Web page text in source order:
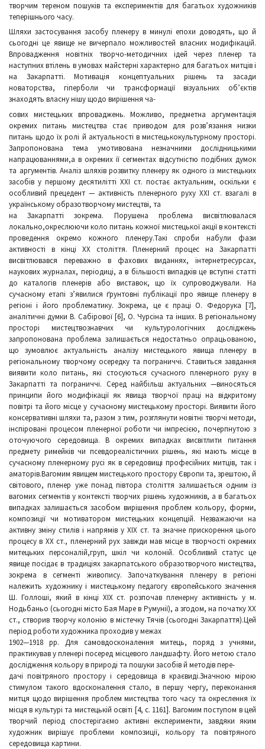
творчим тереном пошуків та експериментів для багатьох художників
теперішнього часу.
Шляхи застосування засобу пленеру в минулі епохи доводять, що й
сьогодні це явище не вичерпало можливостей власних модифікацій.
Впровадження новітніх творчо-методичних ідей через пленер та
наступних втілень в умовах майстерні характерно для багатьох митців і
на Закарпатті. Мотивація концептуальних рішень та засади
новаторства, гіперболи чи трансформації візуальних об’єктів
знаходять власну нішу щодо вирішення ча-
сових мистецьких впроваджень. Можливо, предметна аргументація
окремих питань мистецтва стає приводом для розв’язання низки
питань щодо їх ролі й актуальності в мистецькокультурному просторі.
Запропонована тема умотивована незначними дослідницькими
напрацюваннями,а в окремих її сегментах відсутністю подібних думок
та аргументів. Аналіз шляхів розвитку пленеру як одного із мистецьких
засобів у першому десятилітті ХХІ ст. постає актуальним, оскільки є
особливий прецедент — активність пленерного руху ХХІ ст. взагалі в
українському образотворчому мистецтві, та
на Закарпатті зокрема. Порушена проблема висвітлювалася
локально,окреслюючи коло питань кожної мистецької акції в контексті
проведення окремо кожного пленеру.Такі спроби набули фази
активності в кінці ХХ століття. Пленерний процес на Закарпатті
висвітлювався переважно в фахових виданнях, інтернетресурсах,
наукових журналах, періодиці, а в більшості випадків це вступні статті
до каталогів пленерів або виставок, що їх супроводжували. На
сучасному етапі з’явилися ґрунтовні публікації про явище пленеру в
регіоні і його проблематику. Зокрема, це є праці О. Федорука [7],
аналітичні думки В. Сабірової [6], О. Чурсіна та інших. В регіональному
просторі мистецтвознавчих чи культурологічних досліджень
запропонована проблема залишається недостатньо опрацьованою,
що зумовлює актуальність аналізу мистецького явища пленеру в
регіональному творчому осередку та пограниччі. Ставиться завдання
виявити коло питань, які стосуються сучасного пленерного руху в
Закарпатті та пограниччі. Серед найбільш актуальних —виносяться
принципи його модифікації як явища творчої праці на відкритому
повітрі та його місце у сучасному мистецькому просторі. Виявити його
консервативні шляхи та, разом з тим, розглянути новітні творчі методи,
інспіровані процесом пленерної роботи чи імпресією, почерпнутою з
оточуючого середовища. В окремих випадках висвітлити питання
предмету римейків чи псевдореалістичних рішень, які мають місце в
сучасному пленерному русі як в середовищі професійних митців, так і
аматорів.Вагомим явищем мистецького простору Європи та, зрештою, й
світового, пленер уже понад півтора століття залишається одним із
вагомих сегментів у контексті творчих рішень художників, а в багатьох
випадках залишається засобом вирішення проблем кольору, форми,
композиції чи мотиватором мистецьких концепцій. Незважаючи на
активну зміну стилів і напрямів у ХІХ ст. та значне прискорення цього
процесу в ХХ ст., пленерний рух завжди мав місце в творчості окремих
митецьких персоналій,груп, шкіл чи колоній. Особливий статус це
явище посідає в традиціях закарпатського образотворчого мистецтва,
зокрема в сегменті живопису. Започаткування пленеру в регіоні
належить художнику і мистецькому педагогу європейського значення
Ш. Голлоші, який в кінці ХІХ ст. розпочав пленерну активність у м.
Нодьбаньо (сьогодні місто Бая Маре в Румунії), а згодом, на початку ХХ
ст., створив творчу колонію в містечку Тячів (сьогодні Закарпаття).Цей
період роботи художника проходив у межах
1902—1918 рр. Для самовдосконалення митець, поряд з учнями,
практикував у пленері посеред місцевого ландшафту. Його метою стало
дослідження кольору в природі та пошуки засобів й методів пере-
дачі повітряного простору і середовища в краєвиді.Значною мірою
стимулом такого вдосконалення стало, в першу чергу, переконання
митця щодо вирішення проблем мистецтва того часу та окреслення їх
місця в культурі та мистецькій освіті [4, с. 1161]. Вагомим поступом в цей
творчий період спостерігаємо активні експерименти, завдяки яким
художник вирішує проблеми композиції, кольору та повітряного
середовища картини.